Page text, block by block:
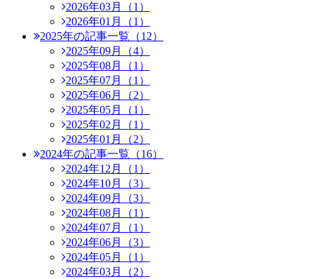
2026年03月（1）
2026年01月（1）
2025年の記事一覧（12）
2025年09月（4）
2025年08月（1）
2025年07月（1）
2025年06月（2）
2025年05月（1）
2025年02月（1）
2025年01月（2）
2024年の記事一覧（16）
2024年12月（1）
2024年10月（3）
2024年09月（3）
2024年08月（1）
2024年07月（1）
2024年06月（3）
2024年05月（1）
2024年03月（2）